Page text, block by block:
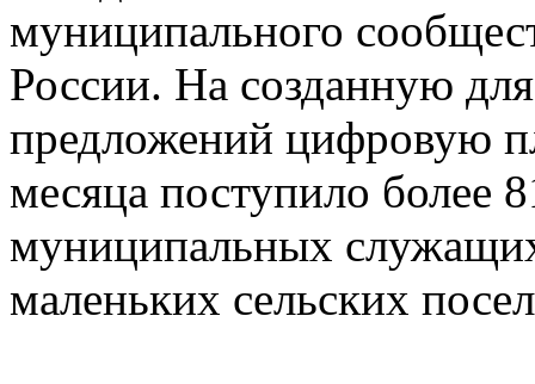
муниципального
России. На созданную
предложений цифровую
месяца поступило более
муниципальных
маленьких сельских